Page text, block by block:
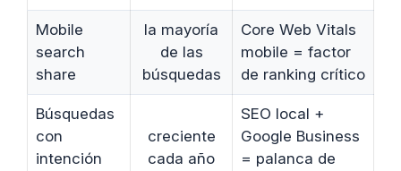
Mobile
search
share
la mayoría
de las
búsquedas
Core Web Vitals
mobile = factor
de ranking crítico
Búsquedas
con
intención
creciente
cada año
SEO local +
Google Business
= palanca de